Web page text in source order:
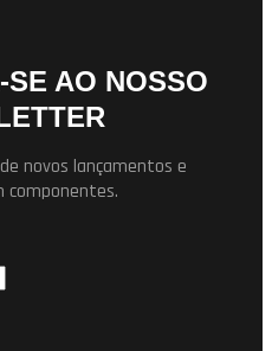
SE AO NOSSO
novos lançamentos e
componentes.